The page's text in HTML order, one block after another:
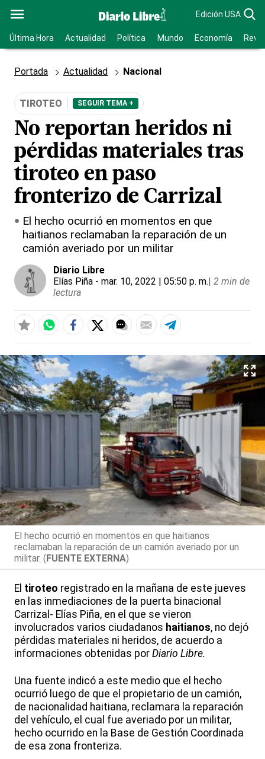
Edición USA
Última Hora Actualidad Política Mundo Economía
Portada Actualidad Nacional
TIROTEO SEGUIR TEMA +
No reportan heridos ni
pérdidas materiales tras
tiroteo en paso
fronterizo de Carrizal
El hecho ocurrió en momentos en que
haitianos reclamaban la reparación de un
camión averiado por un militar
Diario Libre
Elías Piña - mar. 10, 2022 | 05:50 p. m.| 2 min de
lectura
El hecho ocurrió en momentos en que haitianos
reclamaban la reparación de un camión averiado por un
militar. (FUENTE EXTERNA)
El tiroteo registrado en la mañana de este jueves
en las inmediaciones de la puerta binacional
Carrizal- Elías Piña, en el que se vieron
involucrados varios ciudadanos haitianos, no dejó
pérdidas materiales ni heridos, de acuerdo a
informaciones obtenidas por Diario Libre.
Una fuente indicó a este medio que el hecho
ocurrió luego de que el propietario de un camión,
de nacionalidad haitiana, reclamara la reparación
del vehículo, el cual fue averiado por un militar,
hecho ocurrido en la Base de Gestión Coordinada
de esa zona fronteriza.